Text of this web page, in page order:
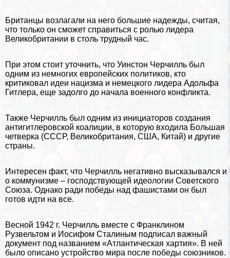
Британцы возлагали на него большие надежды, считая,
что только он сможет справиться с ролью лидера
Великобритании в столь трудный час.
При этом стоит уточнить, что Уинстон Черчилль был
одним из немногих европейских политиков, кто
критиковал идеи нацизма и немецкого лидера Адольфа
Гитлера, еще задолго до начала военного конфликта.
Также Черчилль был одним из инициаторов создания
антигитлеровской коалиции, в которую входила Большая
четверка (СССР, Великобритания, США, Китай) и другие
страны.
Интересен факт, что Черчилль негативно высказывался и
о коммунизме – господствующей идеологии Советского
Союза. Однако ради победы над фашистами он был
готов идти на все.
Весной 1942 г. Черчилль вместе с Франклином
Рузвельтом и Иосифом Сталиным подписал важный
документ под названием «Атлантическая хартия». В ней
было описано устройство мира после победы союзников.